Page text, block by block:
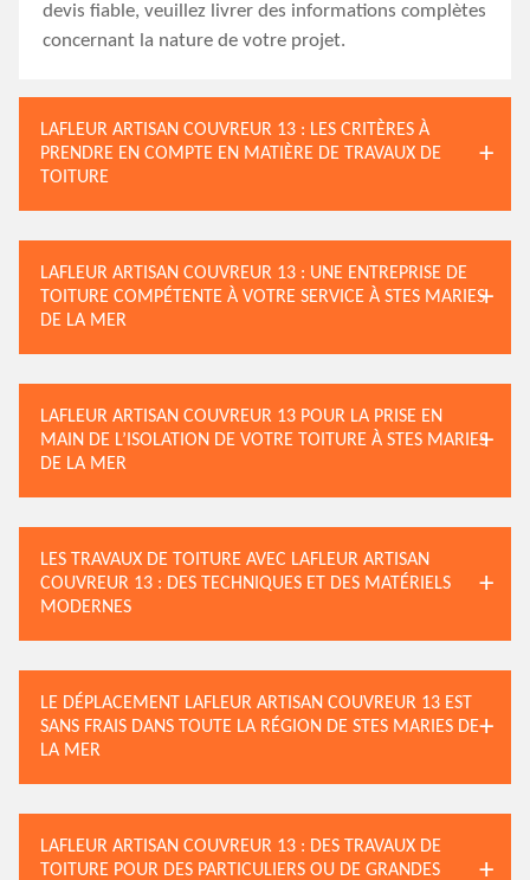
devis fiable, veuillez livrer des informations complètes
concernant la nature de votre projet.
LAFLEUR ARTISAN COUVREUR 13 : LES CRITÈRES À
PRENDRE EN COMPTE EN MATIÈRE DE TRAVAUX DE
TOITURE
LAFLEUR ARTISAN COUVREUR 13 : UNE ENTREPRISE DE
TOITURE COMPÉTENTE À VOTRE SERVICE À STES MARIES
DE LA MER
LAFLEUR ARTISAN COUVREUR 13 POUR LA PRISE EN
MAIN DE L’ISOLATION DE VOTRE TOITURE À STES MARIES
DE LA MER
LES TRAVAUX DE TOITURE AVEC LAFLEUR ARTISAN
COUVREUR 13 : DES TECHNIQUES ET DES MATÉRIELS
MODERNES
LE DÉPLACEMENT LAFLEUR ARTISAN COUVREUR 13 EST
SANS FRAIS DANS TOUTE LA RÉGION DE STES MARIES DE
LA MER
LAFLEUR ARTISAN COUVREUR 13 : DES TRAVAUX DE
TOITURE POUR DES PARTICULIERS OU DE GRANDES